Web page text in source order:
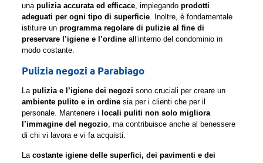
una pulizia accurata ed efficace, impiegando prodotti
adeguati per ogni tipo di superficie. Inoltre, è fondamentale
istituire un programma regolare di pulizie al fine di
preservare l’igiene e l’ordineall’interno del condominio in
modo costante.
Pulizia negozi a Parabiago
La pulizia e l’igiene dei negozi sono cruciali per creare un
ambiente pulito e in ordinesia per i clienti che per il
personale. Mantenere i locali puliti non solo migliora
l’immagine del negozio, ma contribuisce anche al benessere
di chi vi lavora e vi fa acquisti.
La costante igiene delle superfici, dei pavimenti e dei